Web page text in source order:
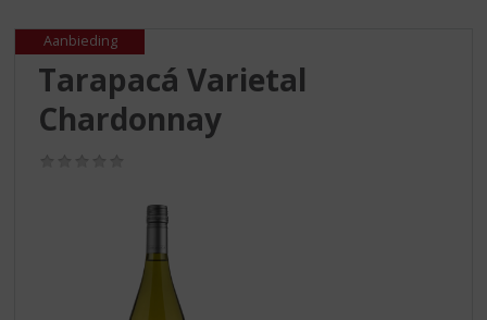
p
Aanbieding
Tarapacá Varietal
Chardonnay